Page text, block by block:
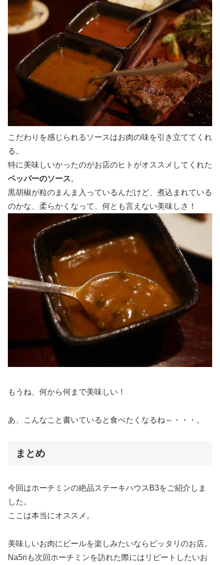
こだわりを感じられるソースはお肉の味を引き立ててくれ
る。
特に美味しいかったのがお店のヒトがオススメしてくれた
ペッパーのソース。
黒胡椒が粒のまんま入っているんだけど、煮込まれている
のかな、柔らかくなって、何とも言えない美味しさ！
もうね、何から何まで美味しい！
あ、こんなこと書いていると食べたくなるね～・・・。
まとめ
今回はホーチミンの絶品ステーキハウスB3をご紹介しま
した。
ここは本当にオススメ。
美味しいお肉にビールを楽しみたいならピッタリのお店。
Na5riも次回ホーチミンを訪れた際にはリピートしたいお